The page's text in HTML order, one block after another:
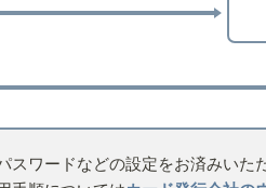
ワードなどの設定をお済みいた